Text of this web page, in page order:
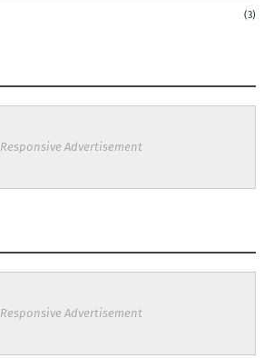
(3)
Responsive Advertisement
Responsive Advertisement